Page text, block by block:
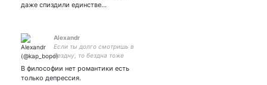
даже спиздили единстве…
Alexandr
Если ты долго смотришь в
бездну, то бездна тоже
В философии нет романтики есть
только депрессия.